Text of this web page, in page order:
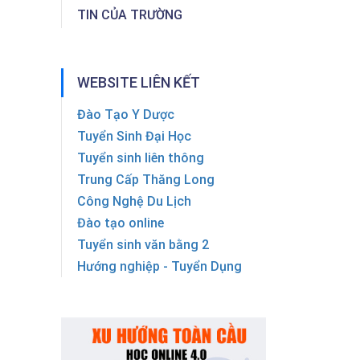
TIN CỦA TRƯỜNG
WEBSITE LIÊN KẾT
Đào Tạo Y Dược
Tuyển Sinh Đại Học
Tuyển sinh liên thông
Trung Cấp Thăng Long
Công Nghệ Du Lịch
Đào tạo online
Tuyển sinh văn bằng 2
Hướng nghiệp - Tuyển Dụng